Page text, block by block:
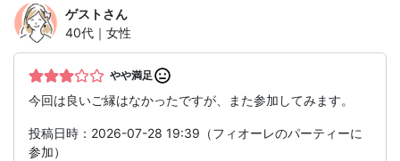
ゲストさん
40代｜女性
やや満足
今回は良いご縁はなかったですが、また参加してみます。
投稿日時：2026-07-28 19:39（フィオーレのパーティーに
参加）